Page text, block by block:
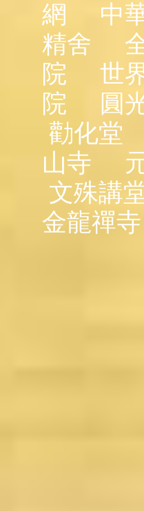
網
中
精舍
院
世
院
圓
勸化堂
山寺
文殊講
金龍禪寺